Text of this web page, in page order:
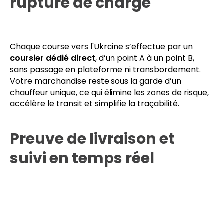
rupture de charge
Chaque course vers l'Ukraine s’effectue par un
coursier dédié direct, d’un point A à un point B,
chauffeur unique, ce qui élimine les zones de risque,
accélère le transit et simplifie la traçabilité.